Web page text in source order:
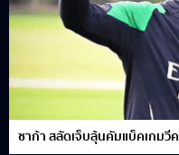
ซาก้า สลัดเจ็บลุ้นคัมแบ็คเกมวี